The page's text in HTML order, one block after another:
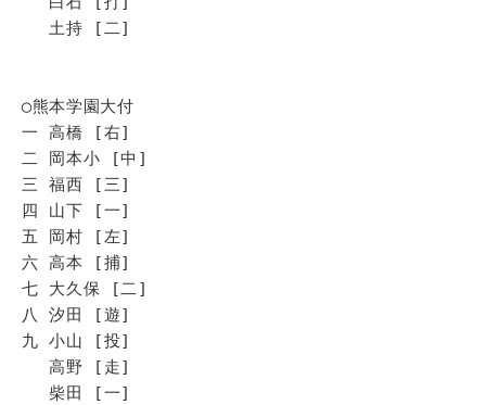
土持 [二]
◯熊本学園大付
一 高橋 [右]
二 岡本小 [中]
三 福西 [三]
四 山下 [一]
五 岡村 [左]
六 高本 [捕]
七 大久保 [二]
八 汐田 [遊]
九 小山 [投]
高野 [走]
柴田 [一]